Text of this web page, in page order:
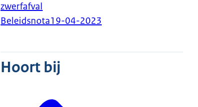
zwerfafval
Beleidsnota19-04-2023
Hoort bij